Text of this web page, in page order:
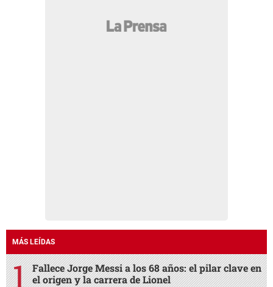
MÁS LEÍDAS
Fallece Jorge Messi a los 68 años: el pilar clave en
el origen y la carrera de Lionel